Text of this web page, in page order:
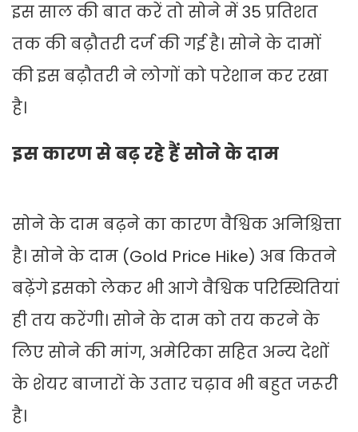
इस साल की बात करें तो सोने में 35 प्रतिशत
तक की बढ़ौतरी दर्ज की गई है। सोने के दामों
की इस बढ़ौतरी ने लोगों को परेशान कर रखा
है।
इस कारण से बढ़ रहे हैं सोने के दाम
सोने के दाम बढ़ने का कारण वैश्विक अनिश्चित्ता
है। सोने के दाम (Gold Price Hike) अब कितने
बढ़ेंगे इसको लेकर भी आगे वैश्विक परिस्थितियां
ही तय करेंगी। सोने के दाम को तय करने के
लिए सोने की मांग, अमेरिका सहित अन्य देशों
के शेयर बाजारों के उतार चढ़ाव भी बहुत जरूरी
है।